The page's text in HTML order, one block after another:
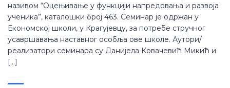
називом “Оцењивање у функцији напредовања и развоја
ученика”, каталошки број 463. Семинар је одржан у
Економској школи, у Крагујевцу, за потребе стручног
усавршавања наставног особља ове школе. Аутори/
реализатори семинара су Данијела Ковачевић Микић и
[…]